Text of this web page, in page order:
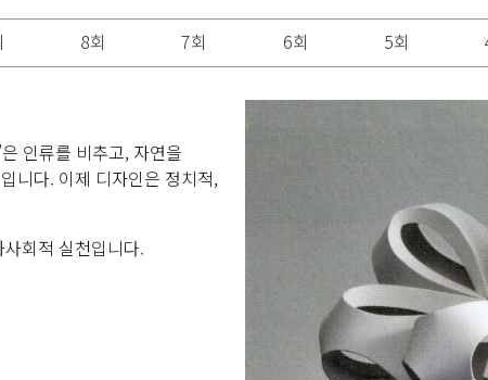
8회 7회 6회 5회
인류를 비추고, 자연을
니다. 이제 디자인은 정치적,
회적 실천입니다.